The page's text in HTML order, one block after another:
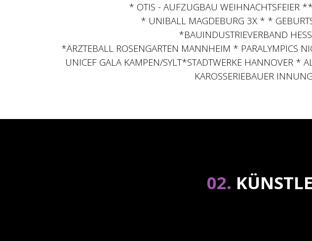
* OTIS - AUFZUGBAU WEIHNACHTSFEIER
* UNIBALL MAGDEBURG 3X * *
*BAUINDUSTRIEVERBAND
*ÄRZTEBALL ROSENGARTEN MANNHEIM * PARALYMPICS
UNICEF GALA KAMPEN/SYLT*STADTWERKE HANNOVER *
KAROSSERIEBAUER
02.